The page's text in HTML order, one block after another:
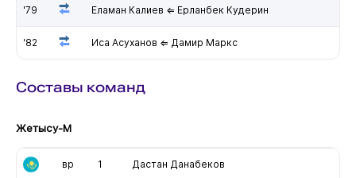
'79 Еламан Калиев ⇐ Ерланбек Кудерин
'82 Иса Асуханов ⇐ Дамир Маркс
Составы команд
Жетысу-М
вр 1 Дастан Данабеков